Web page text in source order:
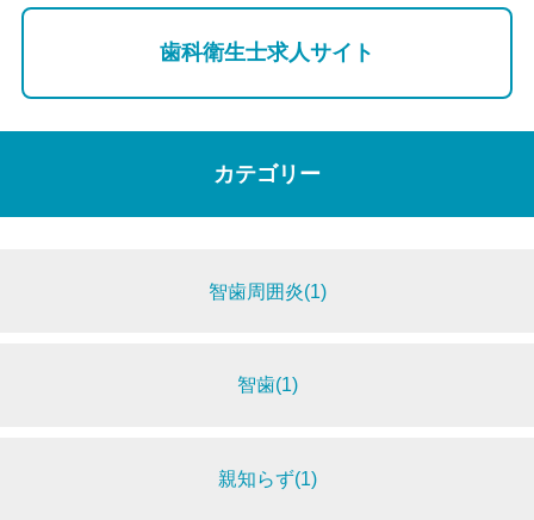
歯科衛生士求人サイト
カテゴリー
智歯周囲炎(1)
智歯(1)
親知らず(1)